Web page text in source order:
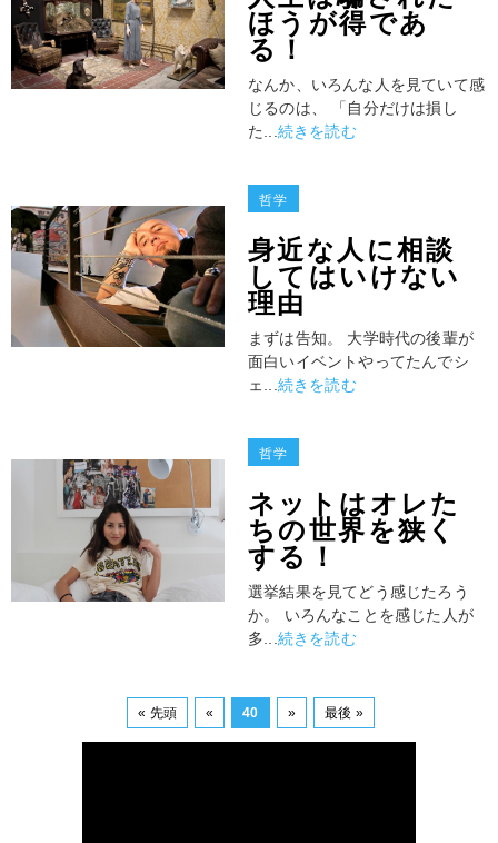
ほうが得であ
る！
なんか、いろんな人を見ていて感
じるのは、 「自分だけは損し
た... 続きを読む
哲学
身近な人に相談
してはいけない
理由
まずは告知。 大学時代の後輩が
面白いイベントやってたんでシ
ェ... 続きを読む
哲学
ネットはオレた
ちの世界を狭く
する！
選挙結果を見てどう感じたろう
か。 いろんなことを感じた人が
多... 続きを読む
« 先頭 « 40 » 最後 »